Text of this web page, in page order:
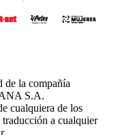
de la compañía
S.A.
cualquiera de los
traducción a cualquier